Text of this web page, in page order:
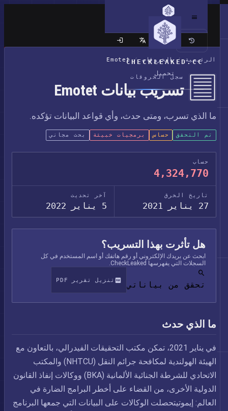
CHECKLEAKED.CC
تحميل
الموقع الكلاسيكي
الرئيسية / الخروقات /
Emotet
سجل الخروقات
تسريب بيانات Emotet
ما الذي تسرب، ومتى حدث، وأي قواعد البيانات تؤكده.
تم التحقق حساس برمجيات خبيثة بحث مجاني
حساب
4,324,770
تاريخ الخرق
27 يناير 2021
آخر تحديث
هل تأثرت بهذا التسريب؟
ابحث عن بريدك الإلكتروني أو رقم هاتفك أو اسم المستخدم في كل
السجلات التي يفهرسها CheckLeaked.
تحقق من بياناتي تنزيل تقرير PDF
ما الذي حدث
في يناير 2021، تمكن مكتب التحقيقات الفيدرالي، بالتعاون مع
الهيئة الهولندية لمكافحة جرائم النقل (NHTCU) والمكتب
الاتحادي للشرطة الجنائية الألمانية (BKA) ووكالات إنفاذ القانون
الدولية الأخرى، من القضاء على أخطر البرامج الضارة في
العالم: إيموتيتحصلت الوكالات على البيانات التي جمعها البرنامج